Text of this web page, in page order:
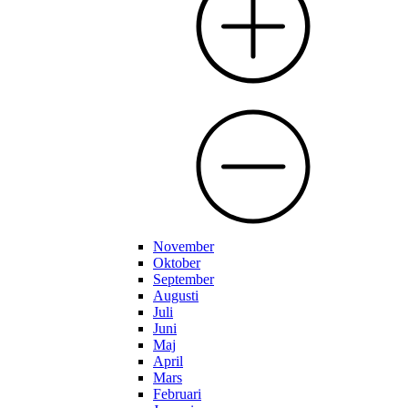
November
Oktober
September
Augusti
Juli
Juni
Maj
April
Mars
Februari